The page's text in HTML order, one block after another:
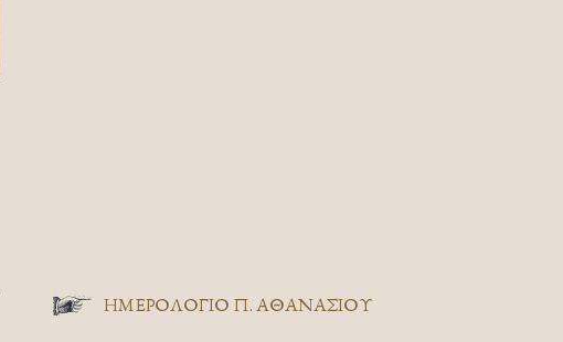
ΗΜΕΡΟΛΟΓΙΟ Π. ΑΘΑΝΑΣΙΟΥ